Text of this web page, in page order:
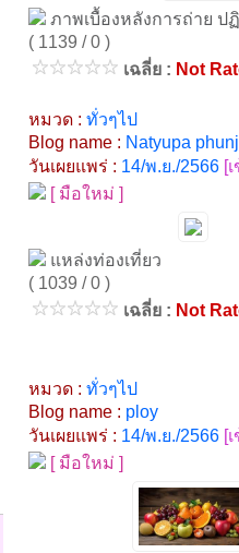
ภาพเบื้องหลังการถ่าย ป
( 1139 / 0 )
เฉลี่ย : Not
หมวด : ทั่วๆไป
Blog name : Natyupa
วันเผยแพร่ : 14/พ.ย./2566 [
[ มือใหม่ ]
แหล่งท่องเที่ยว
( 1039 / 0 )
เฉลี่ย : Not
หมวด : ทั่วๆไป
Blog name : ploy
วันเผยแพร่ : 14/พ.ย./2566 [
[ มือใหม่ ]